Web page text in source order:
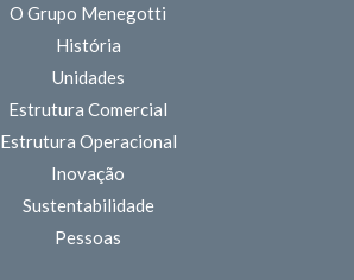
O Grupo Menegotti
História
Unidades
Estrutura Comercial
Estrutura Operacional
Inovação
Sustentabilidade
Pessoas